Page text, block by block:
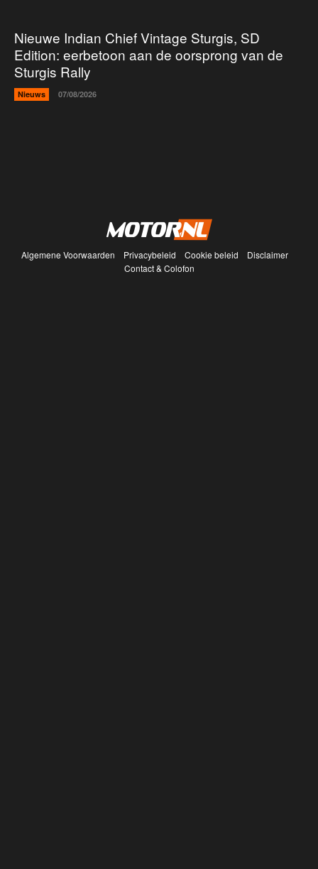
Nieuwe Indian Chief Vintage Sturgis, SD
Edition: eerbetoon aan de oorsprong van de
Sturgis Rally
Nieuws 07/08/2026
Algemene Voorwaarden Privacybeleid Cookie beleid
Disclaimer
Contact & Colofon